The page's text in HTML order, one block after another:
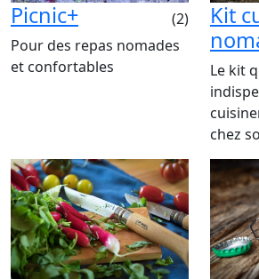
Picnic+
(2)
Pour des repas nomades
et confortables
Kit
Le kit
chez